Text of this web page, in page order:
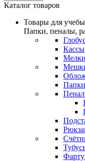
Каталог товаров
Товары для учебы
Папки, пеналы,
Кассы
Мелки
Папки